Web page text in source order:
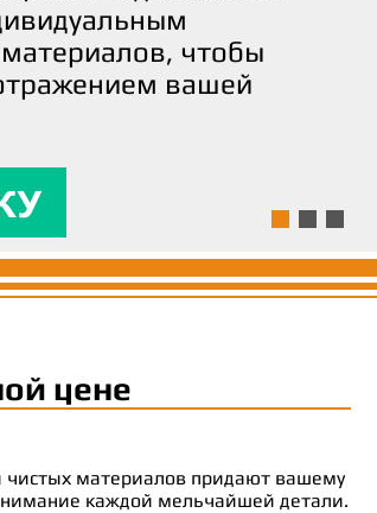
чтобы
вашей
о нашей
готова
в реальность,
соответствовала
цене
чистых материалов придают вашему
каждой мельчайшей детали.